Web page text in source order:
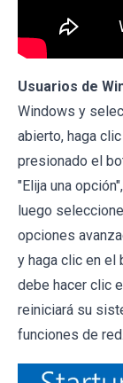
Usuarios de
Windows y
abierto, haga
presionado el
"Elija una
luego
opciones
y haga clic en el
debe hacer clic
reiniciará su
funciones de red.